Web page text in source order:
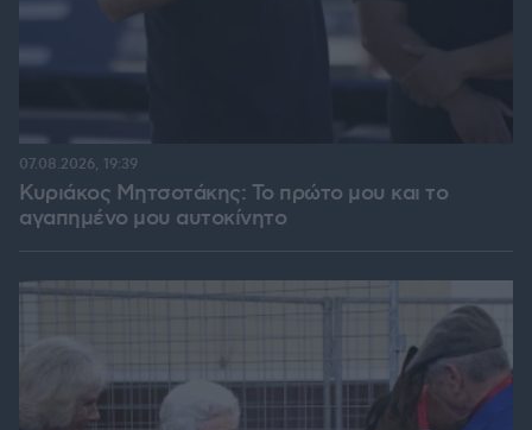
Κυριάκος Μητσοτάκης: Το πρώτο μου και το
αγαπημένο μου αυτοκίνητο
07.08.2026, 19:39